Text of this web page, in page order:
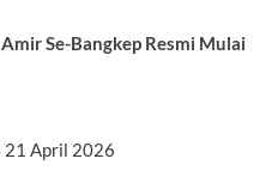
Se-Bangkep Resmi Mulai
21 April 2026